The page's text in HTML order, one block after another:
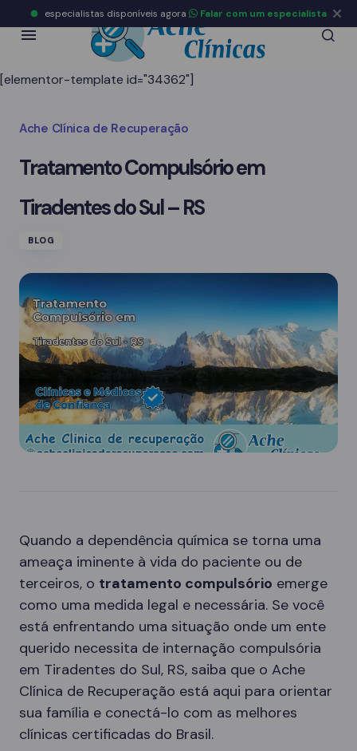
[elementor-template id="34362"]
Ache Clínica de Recuperação
Tratamento Compulsório em
Tiradentes do Sul – RS
BLOG
Quando a dependência química se torna uma
ameaça iminente à vida do paciente ou de
terceiros, o tratamento compulsório emerge
como uma medida legal e necessária. Se você
está enfrentando uma situação onde um ente
querido necessita de internação compulsória
em Tiradentes do Sul, RS, saiba que o Ache
Clínica de Recuperação está aqui para orientar
sua família e conectá-lo com as melhores
clínicas certificadas do Brasil.
especialistas disponíveis agora Falar com um especialista